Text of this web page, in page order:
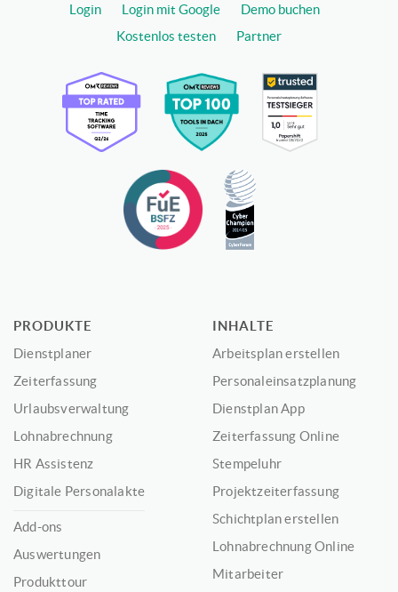
Login Login mit Google
Demo buchen
Kostenlos testen
Partner
PRODUKTE
Dienstplaner
Zeiterfassung
Urlaubsverwaltung
Lohnabrechnung
HR Assistenz
Digitale Personalakte
Add-ons
Auswertungen
Produkttour
INHALTE
Arbeitsplan erstellen
Personaleinsatzplanung
Dienstplan App
Zeiterfassung Online
Stempeluhr
Projektzeiterfassung
Schichtplan erstellen
Lohnabrechnung Online
Mitarbeiter